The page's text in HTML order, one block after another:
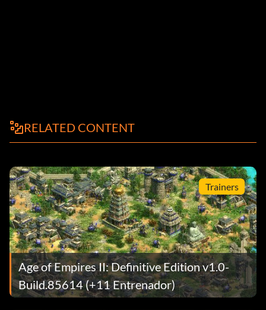
RELATED CONTENT
Trainers
Age of Empires II: Definitive Edition v1.0-
Build.85614 (+11 Entrenador)